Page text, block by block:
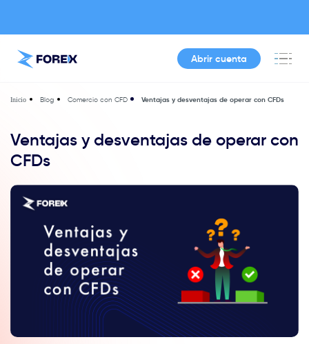
Abrir cuenta
Inicio Blog Comercio con CFD Ventajas y desventajas de operar con CFDs
Ventajas y desventajas de operar con
CFDs